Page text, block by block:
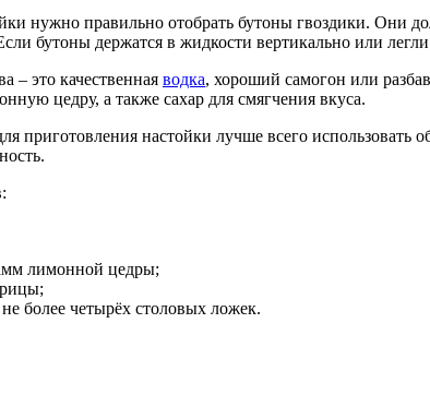
нужно правильно отобрать бутоны гвоздики.
бутоны держатся в жидкости вертикально или
– это качественная водка, хороший самогон или
цедру, а также сахар для смягчения вкуса.
приготовления настойки лучше всего
лимонной цедры;
более четырёх столовых ложек.